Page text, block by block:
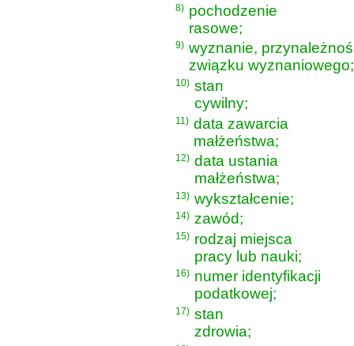
8) pochodzenie
rasowe;
9) wyznanie,
związku wyznaniowego;
10) stan
cywilny;
11) data zawarcia
małżeństwa;
12) data ustania
małżeństwa;
13) wykształcenie;
14) zawód;
15) rodzaj miejsca
pracy lub nauki;
16) numer identyfikacji
podatkowej;
17) stan
zdrowia;